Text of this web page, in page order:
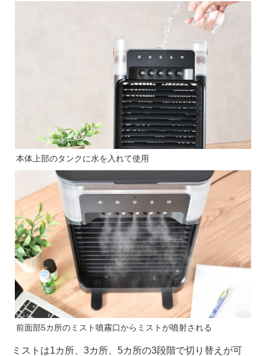
本体上部のタンクに水を入れて使用
前面部5カ所のミスト噴霧口からミストが噴射される
ミストは1カ所、3カ所、5カ所の3段階で切り替えが可